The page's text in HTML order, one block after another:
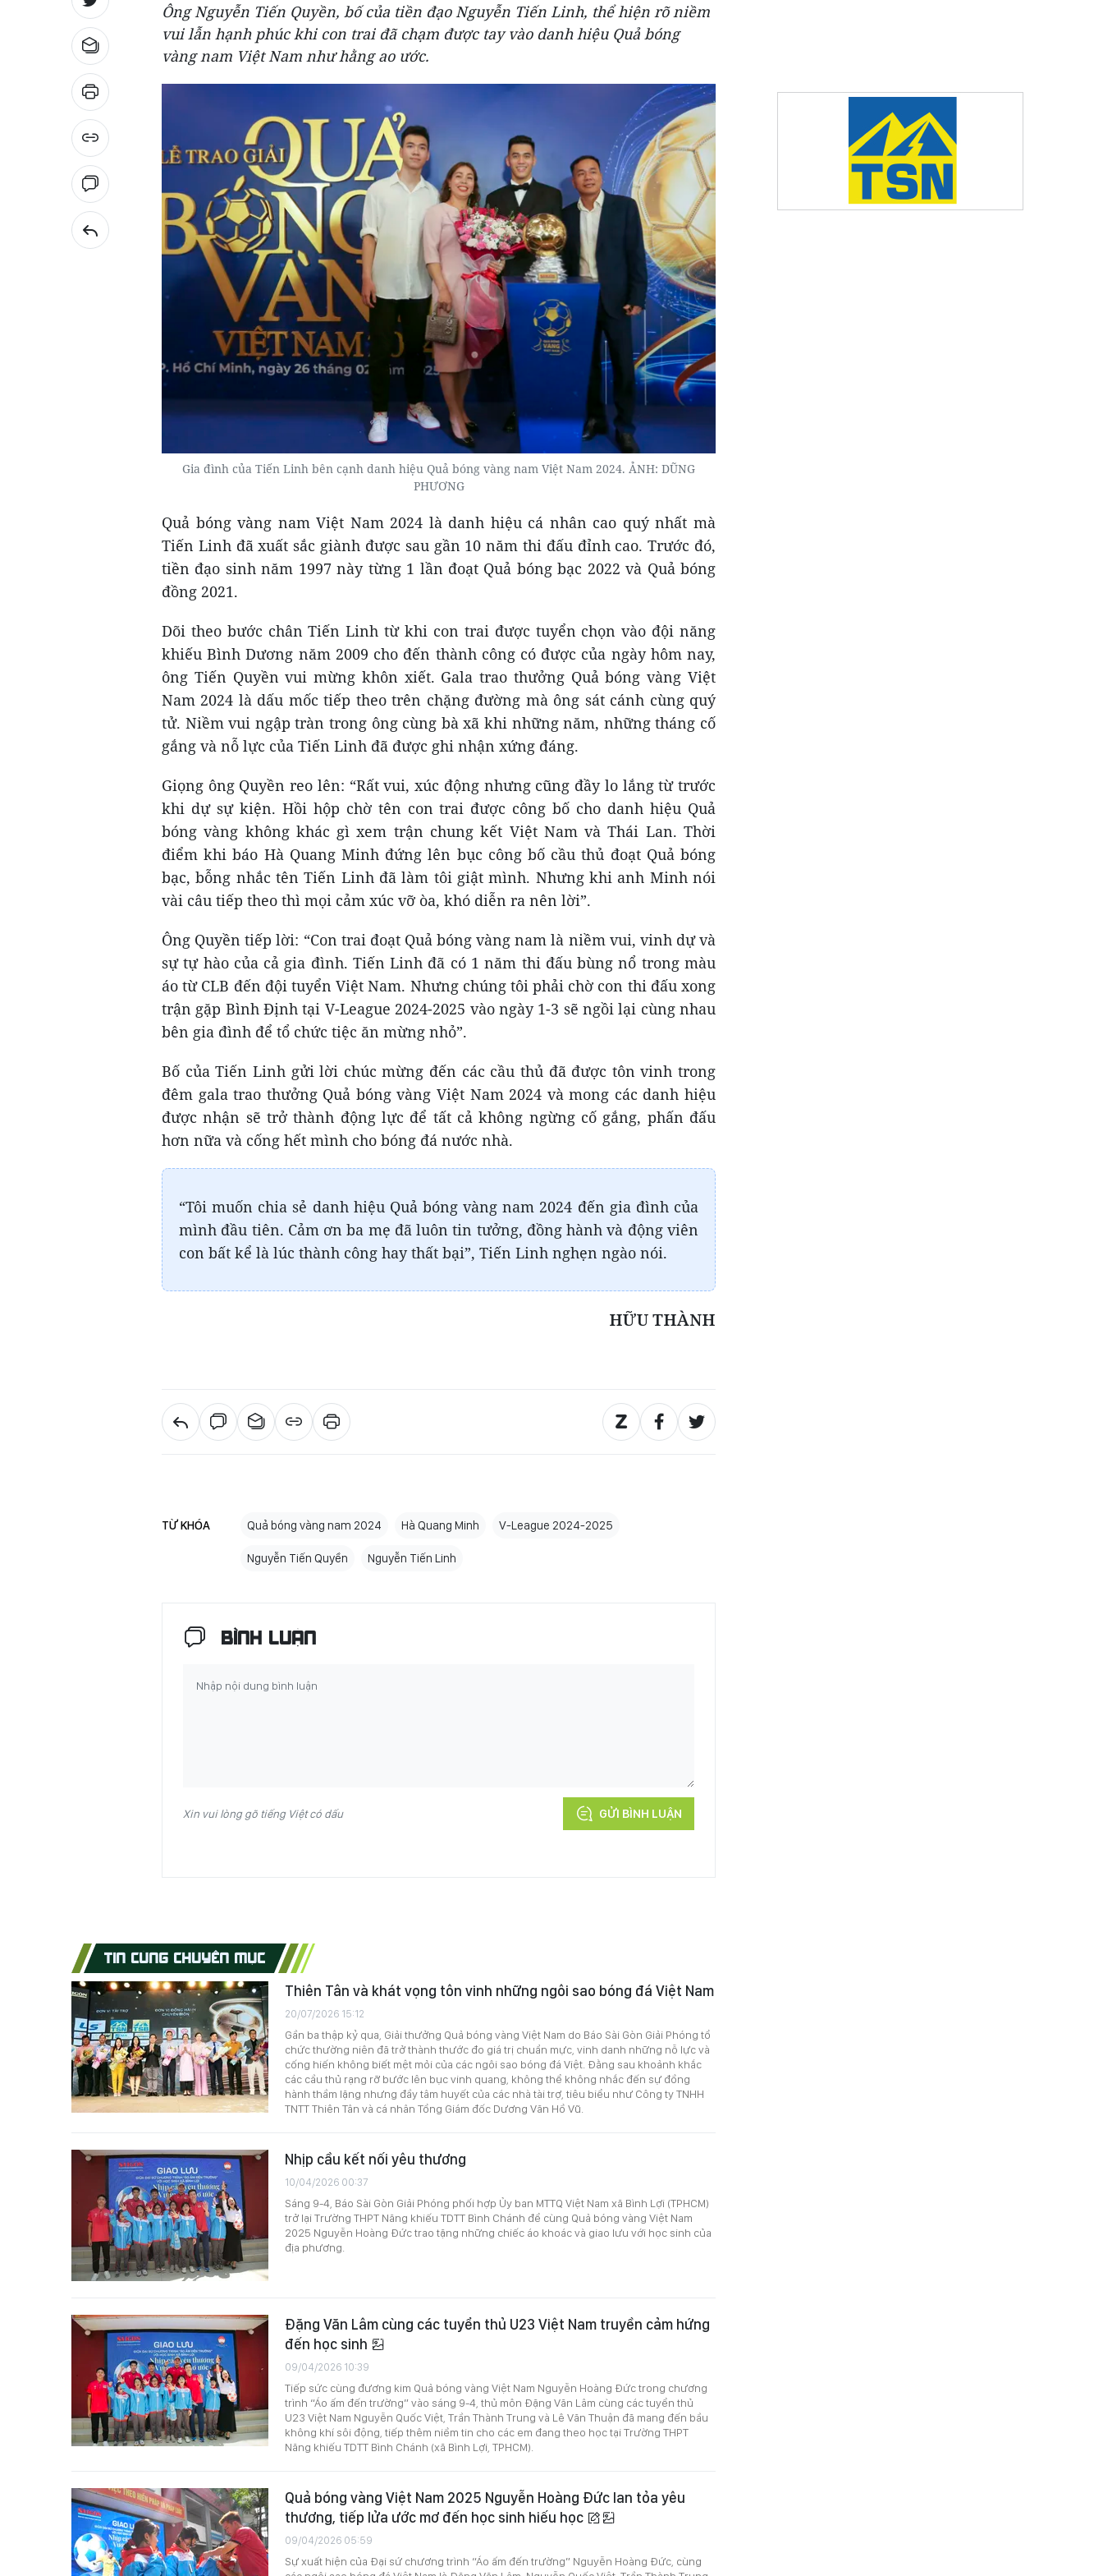
Ông Nguyễn Tiến Quyền, bố của tiền đạo Nguyễn Tiến Linh, thể hiện rõ niềm
vui lẫn hạnh phúc khi con trai đã chạm được tay vào danh hiệu Quả bóng
vàng nam Việt Nam như hằng ao ước.
Gia đình của Tiến Linh bên cạnh danh hiệu Quả bóng vàng nam Việt Nam 2024. ẢNH: DŨNG
PHƯƠNG
Quả bóng vàng nam Việt Nam 2024 là danh hiệu cá nhân cao quý nhất mà
Tiến Linh đã xuất sắc giành được sau gần 10 năm thi đấu đỉnh cao. Trước đó,
tiền đạo sinh năm 1997 này từng 1 lần đoạt Quả bóng bạc 2022 và Quả bóng
đồng 2021.
Dõi theo bước chân Tiến Linh từ khi con trai được tuyển chọn vào đội năng
khiếu Bình Dương năm 2009 cho đến thành công có được của ngày hôm nay,
ông Tiến Quyền vui mừng khôn xiết. Gala trao thưởng Quả bóng vàng Việt
Nam 2024 là dấu mốc tiếp theo trên chặng đường mà ông sát cánh cùng quý
tử. Niềm vui ngập tràn trong ông cùng bà xã khi những năm, những tháng cố
gắng và nỗ lực của Tiến Linh đã được ghi nhận xứng đáng.
Giọng ông Quyền reo lên: “Rất vui, xúc động nhưng cũng đầy lo lắng từ trước
khi dự sự kiện. Hồi hộp chờ tên con trai được công bố cho danh hiệu Quả
bóng vàng không khác gì xem trận chung kết Việt Nam và Thái Lan. Thời
điểm khi báo Hà Quang Minh đứng lên bục công bố cầu thủ đoạt Quả bóng
bạc, bỗng nhắc tên Tiến Linh đã làm tôi giật mình. Nhưng khi anh Minh nói
vài câu tiếp theo thì mọi cảm xúc vỡ òa, khó diễn ra nên lời”.
Ông Quyền tiếp lời: “Con trai đoạt Quả bóng vàng nam là niềm vui, vinh dự và
sự tự hào của cả gia đình. Tiến Linh đã có 1 năm thi đấu bùng nổ trong màu
áo từ CLB đến đội tuyển Việt Nam. Nhưng chúng tôi phải chờ con thi đấu xong
trận gặp Bình Định tại V-League 2024-2025 vào ngày 1-3 sẽ ngồi lại cùng nhau
bên gia đình để tổ chức tiệc ăn mừng nhỏ”.
Bố của Tiến Linh gửi lời chúc mừng đến các cầu thủ đã được tôn vinh trong
đêm gala trao thưởng Quả bóng vàng Việt Nam 2024 và mong các danh hiệu
được nhận sẽ trở thành động lực để tất cả không ngừng cố gắng, phấn đấu
hơn nữa và cống hết mình cho bóng đá nước nhà.
“Tôi muốn chia sẻ danh hiệu Quả bóng vàng nam 2024 đến gia đình của
mình đầu tiên. Cảm ơn ba mẹ đã luôn tin tưởng, đồng hành và động viên
con bất kể là lúc thành công hay thất bại”, Tiến Linh nghẹn ngào nói.
HỮU THÀNH
TỪ KHÓA Quả bóng vàng nam 2024 Hà Quang Minh V-League 2024-2025
Nguyễn Tiến Quyền Nguyễn Tiến Linh
BÌNH LUẬN
Xin vui lòng gõ tiếng Việt có dấu GỬI BÌNH LUẬN
TIN CÙNG CHUYÊN MỤC
Thiên Tân và khát vọng tôn vinh những ngôi sao bóng đá Việt Nam
20/07/2026 15:12
Gần ba thập kỷ qua, Giải thưởng Quả bóng vàng Việt Nam do Báo Sài Gòn Giải Phóng tổ
chức thường niên đã trở thành thước đo giá trị chuẩn mực, vinh danh những nỗ lực và
cống hiến không biết mệt mỏi của các ngôi sao bóng đá Việt. Đằng sau khoảnh khắc
các cầu thủ rạng rỡ bước lên bục vinh quang, không thể không nhắc đến sự đồng
hành thầm lặng nhưng đầy tâm huyết của các nhà tài trợ, tiêu biểu như Công ty TNHH
TNTT Thiên Tân và cá nhân Tổng Giám đốc Dương Văn Hồ Vũ.
Nhịp cầu kết nối yêu thương
10/04/2026 00:37
Sáng 9-4, Báo Sài Gòn Giải Phóng phối hợp Ủy ban MTTQ Việt Nam xã Bình Lợi (TPHCM)
trở lại Trường THPT Năng khiếu TDTT Bình Chánh để cùng Quả bóng vàng Việt Nam
2025 Nguyễn Hoàng Đức trao tặng những chiếc áo khoác và giao lưu với học sinh của
địa phương.
Đặng Văn Lâm cùng các tuyển thủ U23 Việt Nam truyền cảm hứng
đến học sinh
09/04/2026 10:39
Tiếp sức cùng đương kim Quả bóng vàng Việt Nam Nguyễn Hoàng Đức trong chương
trình “Áo ấm đến trường” vào sáng 9-4, thủ môn Đặng Văn Lâm cùng các tuyển thủ
U23 Việt Nam Nguyễn Quốc Việt, Trần Thành Trung và Lê Văn Thuận đã mang đến bầu
không khí sôi động, tiếp thêm niềm tin cho các em đang theo học tại Trường THPT
Năng khiếu TDTT Bình Chánh (xã Bình Lợi, TPHCM).
Quả bóng vàng Việt Nam 2025 Nguyễn Hoàng Đức lan tỏa yêu
thương, tiếp lửa ước mơ đến học sinh hiếu học
09/04/2026 05:59
Sự xuất hiện của Đại sứ chương trình “Áo ấm đến trường” Nguyễn Hoàng Đức, cùng